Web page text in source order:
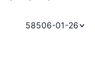
58506-01-26